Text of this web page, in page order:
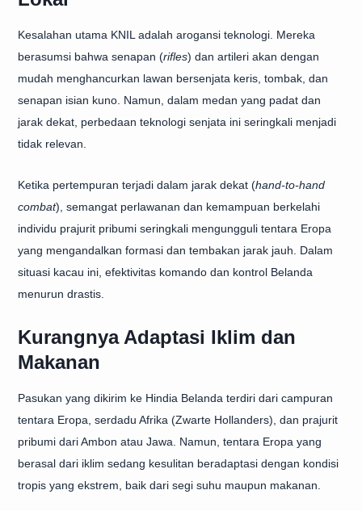
Kesalahan utama KNIL adalah arogansi teknologi. Mereka
berasumsi bahwa senapan (rifles) dan artileri akan dengan
mudah menghancurkan lawan bersenjata keris, tombak, dan
senapan isian kuno. Namun, dalam medan yang padat dan
jarak dekat, perbedaan teknologi senjata ini seringkali menjadi
tidak relevan.
Ketika pertempuran terjadi dalam jarak dekat (hand-to-hand
combat), semangat perlawanan dan kemampuan berkelahi
individu prajurit pribumi seringkali mengungguli tentara Eropa
yang mengandalkan formasi dan tembakan jarak jauh. Dalam
situasi kacau ini, efektivitas komando dan kontrol Belanda
menurun drastis.
Kurangnya Adaptasi Iklim dan
Makanan
Pasukan yang dikirim ke Hindia Belanda terdiri dari campuran
tentara Eropa, serdadu Afrika (Zwarte Hollanders), dan prajurit
pribumi dari Ambon atau Jawa. Namun, tentara Eropa yang
berasal dari iklim sedang kesulitan beradaptasi dengan kondisi
tropis yang ekstrem, baik dari segi suhu maupun makanan.